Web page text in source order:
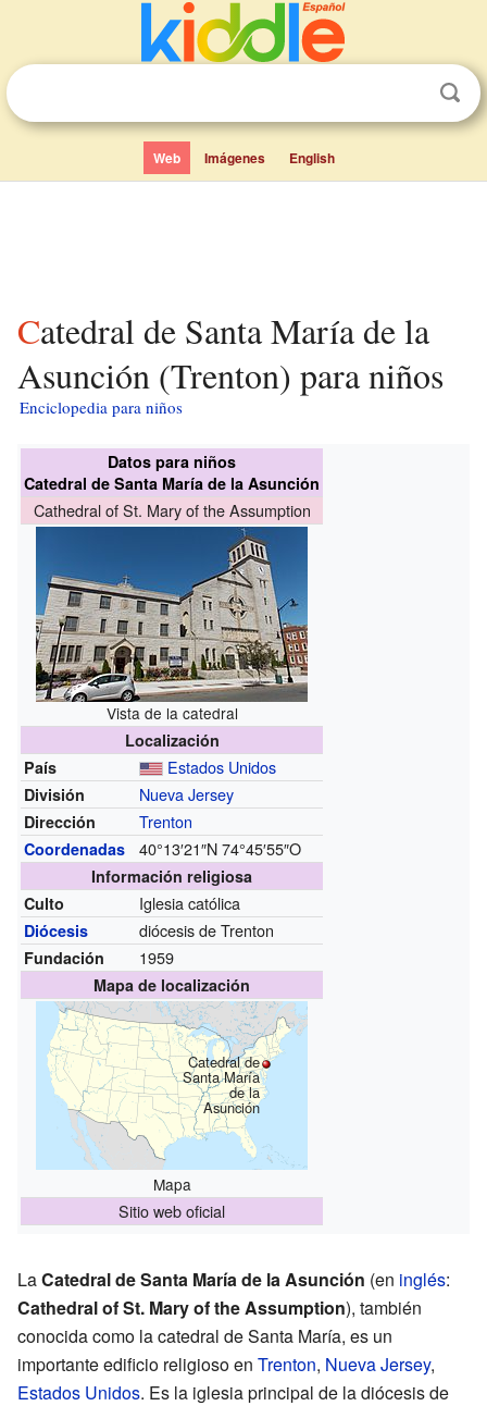
Web Imágenes English
Catedral de Santa María de la
Asunción (Trenton) para niños
Enciclopedia para niños
Datos para niños
Catedral de Santa María de la Asunción
Cathedral of St. Mary of the Assumption
Vista de la catedral
Localización
País
Estados Unidos
División Nueva Jersey
Dirección Trenton
Coordenadas 40°13′21″N74°45′55″O
Información religiosa
Culto
Iglesia católica
Diócesis diócesis de Trenton
Fundación 1959
Mapa de localización
Catedral de
Santa María
de la
Asunción
Mapa
Sitio web oficial
LaCatedral de Santa María de la Asunción (en inglés:
Cathedral of St. Mary of the Assumption), también
conocida como la catedral de Santa María, es un
importante edificio religioso en Trenton, Nueva Jersey,
Estados Unidos. Es la iglesia principal de la diócesis de